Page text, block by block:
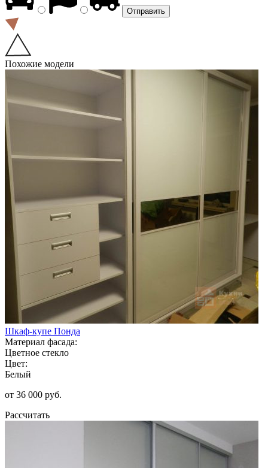
Похожие модели
Шкаф-купе Понда
Материал фасада:
Цветное стекло
Цвет:
Белый
от 36 000 руб.
Рассчитать